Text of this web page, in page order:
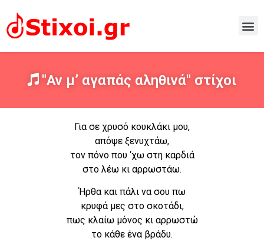
"Αν μ’ αγαπάς αληθινά" στίχοι
Για σε χρυσό κουκλάκι μου,
απόψε ξενυχτάω,
τον πόνο που ‘χω στη καρδιά
στο λέω κι αρρωστάω.
Ήρθα και πάλι να σου πω
κρυφά μες στο σκοτάδι,
πως κλαίω μόνος κι αρρωστώ
το κάθε ένα βράδυ.